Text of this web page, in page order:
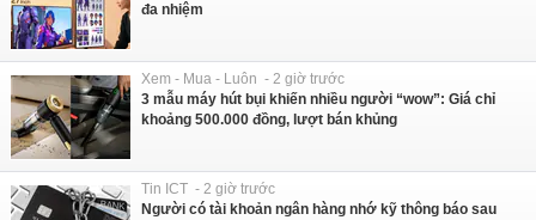
đa nhiệm
Xem - Mua - Luôn - 2 giờ trước
3 mẫu máy hút bụi khiến nhiều người “wow”: Giá chỉ
khoảng 500.000 đồng, lượt bán khủng
Tin ICT - 2 giờ trước
Người có tài khoản ngân hàng nhớ kỹ thông báo sau